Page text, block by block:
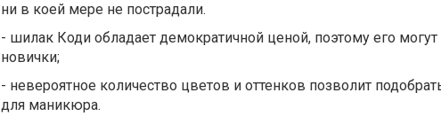
ни в коей мере не пострадали.
- шилак Коди обладает демократичной ценой, поэтому его
новички;
- невероятное количество цветов и оттенков позволит
для маникюра.